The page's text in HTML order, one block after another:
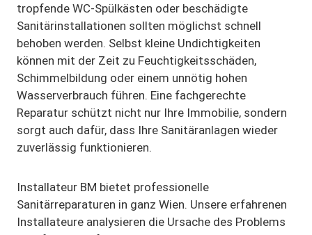
tropfende WC-Spülkästen oder beschädigte
Sanitärinstallationen sollten möglichst schnell
behoben werden. Selbst kleine Undichtigkeiten
können mit der Zeit zu Feuchtigkeitsschäden,
Schimmelbildung oder einem unnötig hohen
Wasserverbrauch führen. Eine fachgerechte
Reparatur schützt nicht nur Ihre Immobilie, sondern
sorgt auch dafür, dass Ihre Sanitäranlagen wieder
zuverlässig funktionieren.
Installateur BM bietet professionelle
Sanitärreparaturen in ganz Wien. Unsere erfahrenen
Installateure analysieren die Ursache des Problems